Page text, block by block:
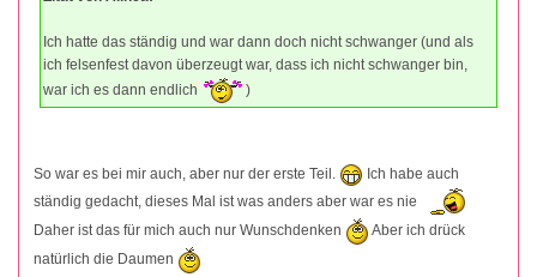
Ich hatte das ständig und war dann doch nicht schwanger (und als
ich felsenfest davon überzeugt war, dass ich nicht schwanger bin,
war ich es dann endlich
)
So war es bei mir auch, aber nur der erste Teil.
Ich habe auch
ständig gedacht, dieses Mal ist was anders aber war es nie
Daher ist das für mich auch nur Wunschdenken
Aber ich drück
natürlich die Daumen